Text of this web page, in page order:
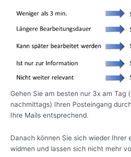
Gehen Sie am besten nur 3x am Tag
nachmittags) Ihren Posteingang
Ihre Mails entsprechend.
Danach können Sie sich wieder Ihrer
widmen und lassen sich nicht mehr